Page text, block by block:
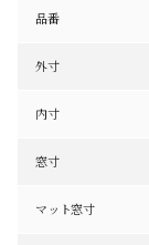
品番
外寸
内寸
窓寸
マット窓寸